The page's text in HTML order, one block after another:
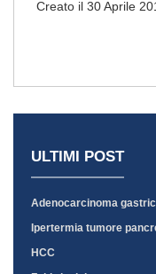
Creato il 30 Aprile
ULTIMI POST
Adenocarcinoma
Ipertermia tumore
HCC